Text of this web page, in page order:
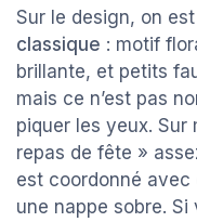
Sur le design, on
classique : motif
brillante, et petits
mais ce n’est pas
piquer les yeux.
repas de fête »
est coordonné
une nappe sobre.